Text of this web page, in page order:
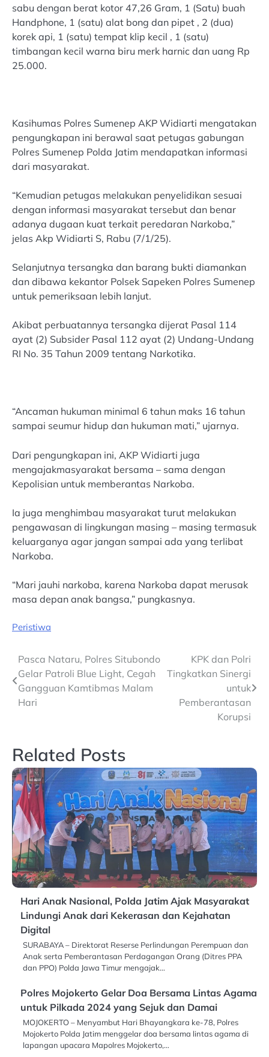
sabu dengan berat kotor 47,26 Gram, 1 (Satu) buah
Handphone, 1 (satu) alat bong dan pipet , 2 (dua)
korek api, 1 (satu) tempat klip kecil , 1 (satu)
timbangan kecil warna biru merk harnic dan uang Rp
25.000.
Kasihumas Polres Sumenep AKP Widiarti mengatakan
pengungkapan ini berawal saat petugas gabungan
Polres Sumenep Polda Jatim mendapatkan informasi
dari masyarakat.
“Kemudian petugas melakukan penyelidikan sesuai
dengan informasi masyarakat tersebut dan benar
adanya dugaan kuat terkait peredaran Narkoba,”
jelas Akp Widiarti S, Rabu (7/1/25).
Selanjutnya tersangka dan barang bukti diamankan
dan dibawa kekantor Polsek Sapeken Polres Sumenep
untuk pemeriksaan lebih lanjut.
Akibat perbuatannya tersangka dijerat Pasal 114
ayat (2) Subsider Pasal 112 ayat (2) Undang-Undang
RI No. 35 Tahun 2009 tentang Narkotika.
“Ancaman hukuman minimal 6 tahun maks 16 tahun
sampai seumur hidup dan hukuman mati,” ujarnya.
Dari pengungkapan ini, AKP Widiarti juga
mengajakmasyarakat bersama – sama dengan
Kepolisian untuk memberantas Narkoba.
Ia juga menghimbau masyarakat turut melakukan
pengawasan di lingkungan masing – masing termasuk
keluarganya agar jangan sampai ada yang terlibat
Narkoba.
“Mari jauhi narkoba, karena Narkoba dapat merusak
masa depan anak bangsa,” pungkasnya.
Peristiwa
Post
navigation
Pasca Nataru, Polres Situbondo
Gelar Patroli Blue Light, Cegah
Gangguan Kamtibmas Malam
Hari
KPK dan Polri
Tingkatkan Sinergi
untuk
Pemberantasan
Korupsi
Related Posts
Hari Anak Nasional, Polda Jatim Ajak Masyarakat
Lindungi Anak dari Kekerasan dan Kejahatan
Digital
SURABAYA – Direktorat Reserse Perlindungan Perempuan dan
Anak serta Pemberantasan Perdagangan Orang (Ditres PPA
dan PPO) Polda Jawa Timur mengajak…
Polres Mojokerto Gelar Doa Bersama Lintas Agama
untuk Pilkada 2024 yang Sejuk dan Damai
MOJOKERTO – Menyambut Hari Bhayangkara ke-78, Polres
Mojokerto Polda Jatim menggelar doa bersama lintas agama di
lapangan upacara Mapolres Mojokerto,…